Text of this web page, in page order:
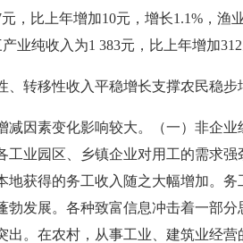
元，比上年增加10元，增长1.1%，
业纯收入为1 383元，比上年增加
转移性收入平稳增长支撑农民稳步
因素变化影响较大。（一）非企业
工业园区、乡镇企业对用工的需求
地获得的务工收入随之大幅增加。
勃发展。各种致富信息冲击着一部
出。在农村，从事工业、建筑业经